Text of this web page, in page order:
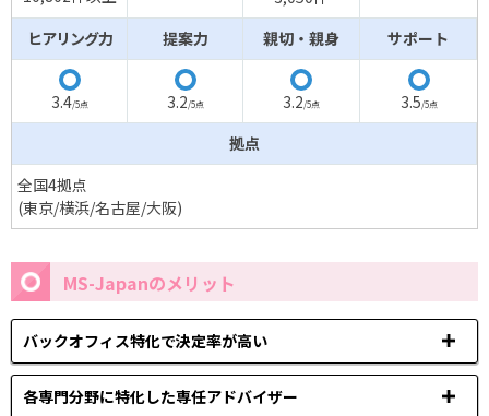
ヒアリング力 提案力 親切・親身 サポート
3.4/5点
3.2/5点
3.2/5点
3.5/5点
拠点
全国4拠点
(東京/横浜/名古屋/大阪)
MS-Japanのメリット
バックオフィス特化で決定率が高い
各専門分野に特化した専任アドバイザー